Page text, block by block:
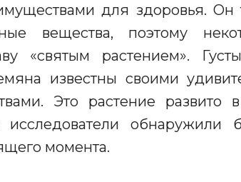
для здоровья. Он
вещества, поэтому
«святым растением».
а известны своими
Это растение развито
обнаружили
момента.